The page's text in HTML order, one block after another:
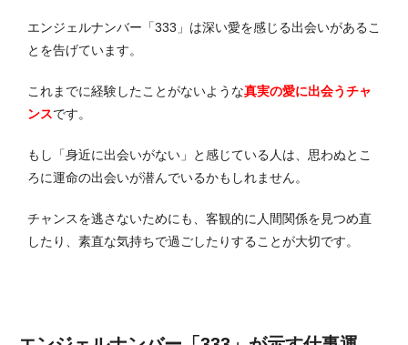
エンジェルナンバー「333」は深い愛を感じる出会いがあるこ
とを告げています。
これまでに経験したことがないような真実の愛に出会うチャ
ンスです。
もし「身近に出会いがない」と感じている人は、思わぬとこ
ろに運命の出会いが潜んでいるかもしれません。
チャンスを逃さないためにも、客観的に人間関係を見つめ直
したり、素直な気持ちで過ごしたりすることが大切です。